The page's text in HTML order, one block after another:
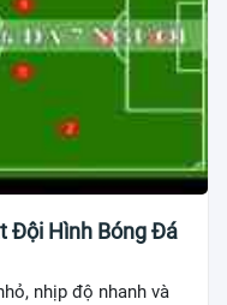
Đội Hình Bóng Đá
nhịp độ nhanh và